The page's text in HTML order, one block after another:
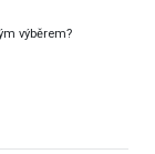
výběrem?